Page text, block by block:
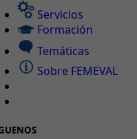
Servicios
Formación
Temáticas
Sobre FEMEVAL